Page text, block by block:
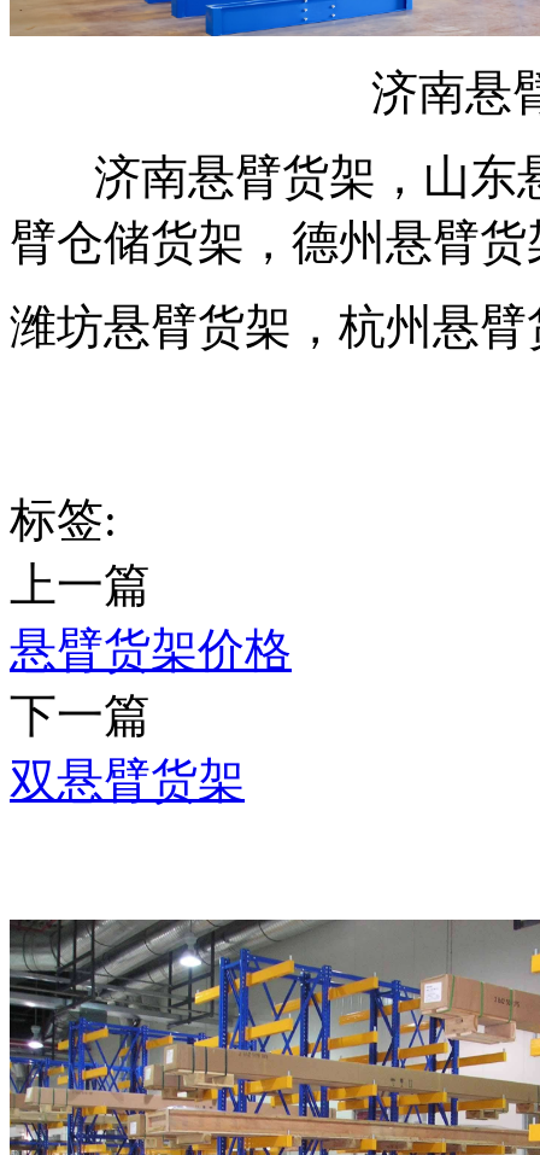
济南悬臂
济南悬臂货架，山东
臂仓储货架，德州悬臂
潍坊悬臂货架，杭州悬
标签:
上一篇
悬臂货架价格
下一篇
双悬臂货架